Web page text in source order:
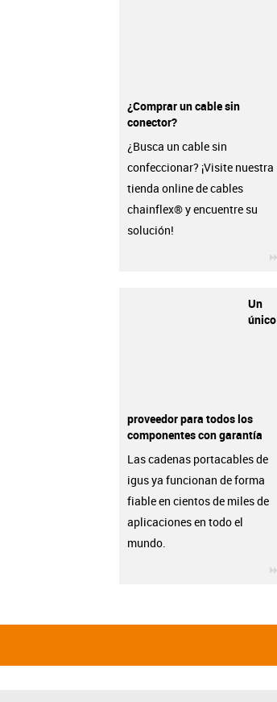
¿Comprar un cable sin
conector?
¿Busca un cable sin
confeccionar? ¡Visite nuestra
tienda online de cables
chainflex® y encuentre su
solución!
Un
único
proveedor para todos los
componentes con garantía
Las cadenas portacables de
igus ya funcionan de forma
fiable en cientos de miles de
aplicaciones en todo el
mundo.